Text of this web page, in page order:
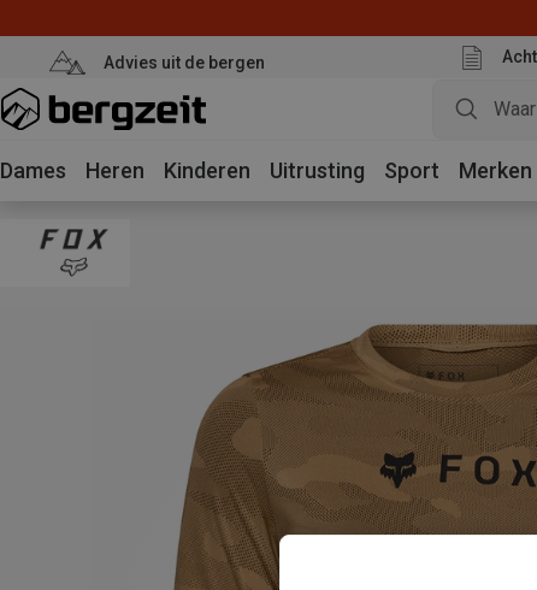
Advies uit de bergen
Dames Heren Kinderen Uitrusting Sport Merken